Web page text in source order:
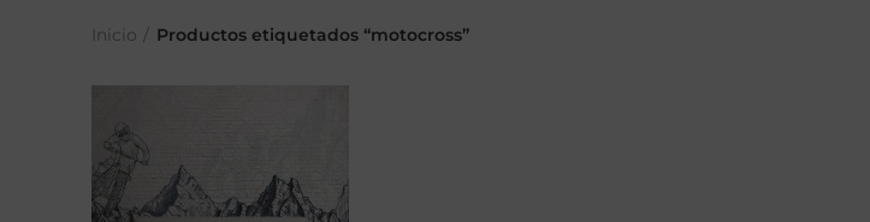
Inicio Productos etiquetados “motocross”